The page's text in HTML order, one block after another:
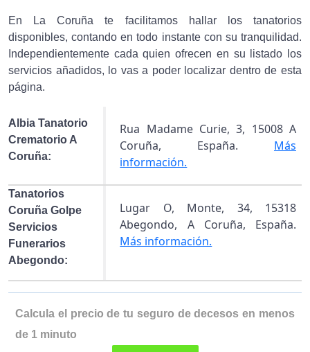
En La Coruña te facilitamos hallar los tanatorios
disponibles, contando en todo instante con su tranquilidad.
Independientemente cada quien ofrecen en su listado los
servicios añadidos, lo vas a poder localizar dentro de esta
página.
Albia Tanatorio
Crematorio A
Coruña:
Rua Madame Curie, 3, 15008 A
Coruña, España. Más
información.
Tanatorios
Coruña Golpe
Servicios
Funerarios
Abegondo:
Lugar O, Monte, 34, 15318
Abegondo, A Coruña, España.
Más información.
Calcula el precio de tu seguro de decesos en menos
de 1 minuto